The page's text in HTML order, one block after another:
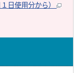
１日使用分から）